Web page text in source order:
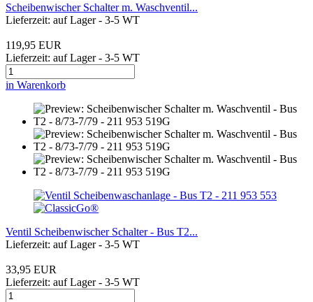
Scheibenwischer Schalter m. Waschventil...
Lieferzeit: auf Lager - 3-5 WT
119,95 EUR
Lieferzeit: auf Lager - 3-5 WT
in Warenkorb
Ventil Scheibenwischer Schalter - Bus T2...
Lieferzeit: auf Lager - 3-5 WT
33,95 EUR
Lieferzeit: auf Lager - 3-5 WT